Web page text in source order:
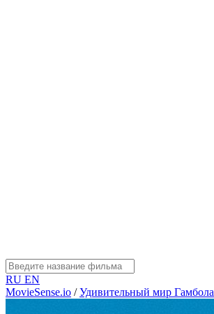
RU EN
MovieSense.io / Удивительный мир Гамбола